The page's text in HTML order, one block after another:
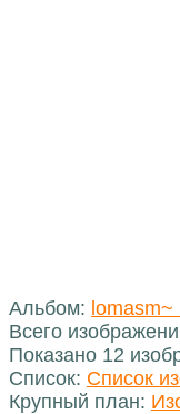
Альбом: lomasm~
Всего
Показано 12
Список: Список
Крупный план: